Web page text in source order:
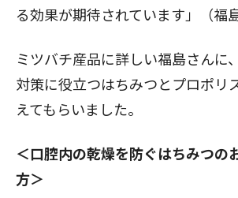
る効果が期待されています」（福
ミツバチ産品に詳しい福島さんに
対策に役立つはちみつとプロポリ
えてもらいました。
＜口腔内の乾燥を防ぐはちみつの
方＞